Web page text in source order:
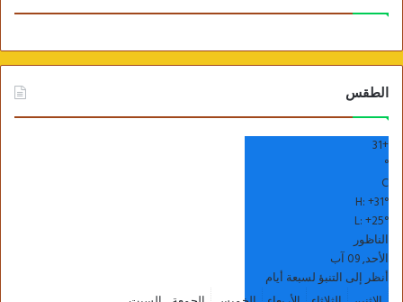
الطقس
+
31
°
C
H:+31°
L:+25°
الناظور
الأحد, 09 آب
أنظر إلى التنبؤ لسبعة أيام